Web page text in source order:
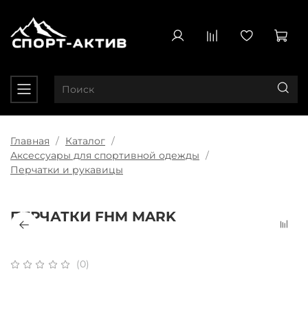
Главная
Каталог
Аксессуары для спортивной одежды
Перчатки и рукавицы
(0)
ПЕРЧАТКИ FHM MARK